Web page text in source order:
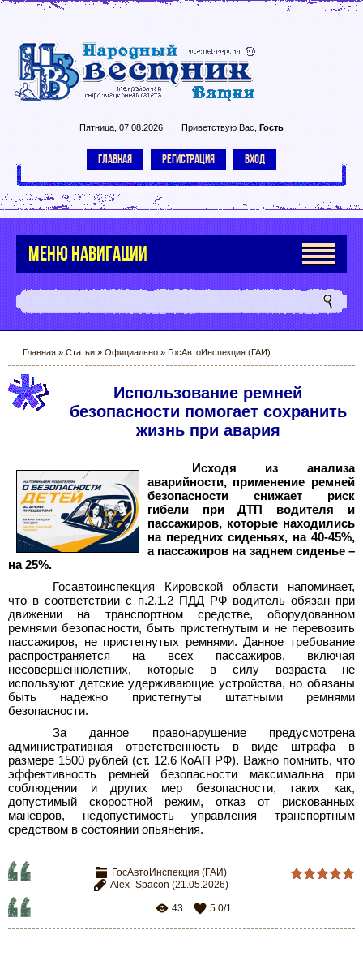
Пятница, 07.08.2026 Приветствую Вас Гость
ГЛАВНАЯ РЕГИСТРАЦИЯ ВХОД
МЕНЮ НАВИГАЦИИ
Главная » Статьи » Официально » ГосАвтоИнспекция (ГАИ)
Использование ремней
безопасности помогает сохранить
жизнь при авария
Исходя из анализа
аварийности, применение ремней
безопасности снижает риск
гибели при ДТП водителя и
пассажиров, которые находились
на передних сиденьях, на 40-45%,
а пассажиров на заднем сиденье –
на 25%.
Госавтоинспекция Кировской области напоминает,
что в соответствии с п.2.1.2 ПДД РФ водитель обязан при
движении на транспортном средстве, оборудованном
ремнями безопасности, быть пристегнутым и не перевозить
пассажиров, не пристегнутых ремнями. Данное требование
распространяется на всех пассажиров, включая
несовершеннолетних, которые в силу возраста не
используют детские удерживающие устройства, но обязаны
быть надежно пристегнуты штатными ремнями
безопасности.
За данное правонарушение предусмотрена
административная ответственность в виде штрафа в
размере 1500 рублей (ст. 12.6 КоАП РФ). Важно помнить, что
эффективность ремней безопасности максимальна при
соблюдении и других мер безопасности, таких как,
допустимый скоростной режим, отказ от рискованных
маневров, недопустимость управления транспортным
средством в состоянии опьянения.
ГосАвтоИнспекция (ГАИ)
Alex_Spacon (21.05.2026)
43 5.0/1